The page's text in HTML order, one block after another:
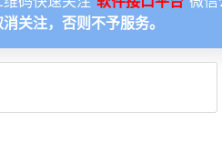
关注，否则不予服务。